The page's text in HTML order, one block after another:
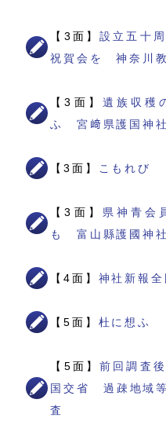
【3面】設立五十
祝賀会を 神奈川
【3面】 遺族収穫
ふ 宮﨑県護国神社
【3面】 こもれび
【3面】 県神青会
も 富山縣護國神社
【4面】 神社新報
【5面】 杜に想ふ
【5面】前回調査
国交省 過疎地域
査